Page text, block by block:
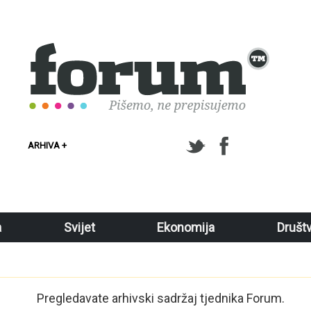
ARHIVA +
Svijet Ekonomija
Pregledavate arhivski sadržaj tjednika Forum.